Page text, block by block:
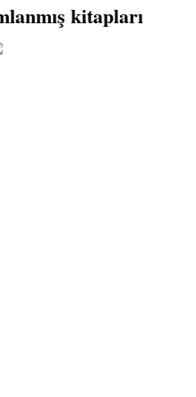
kitapları